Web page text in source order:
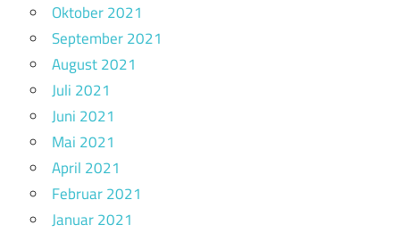
Oktober 2021
September 2021
August 2021
Juli 2021
Juni 2021
Mai 2021
April 2021
Februar 2021
Januar 2021